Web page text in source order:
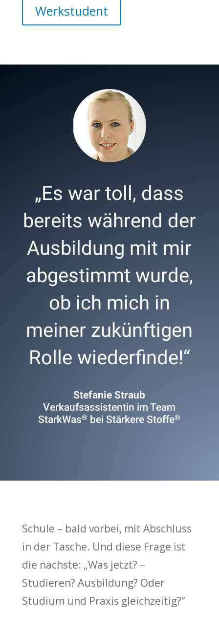
Werkstudent
„Es war toll, dass
bereits während der
Ausbildung mit mir
abgestimmt wurde,
ob ich mich in
meiner zukünftigen
Rolle wiederfinde!“
Stefanie Straub
Verkaufsassistentin im Team
StarkWas® bei Stärkere Stoffe®
Schule – bald vorbei, mit Abschluss
in der Tasche. Und diese Frage ist
die nächste: „Was jetzt? –
Studieren? Ausbildung? Oder
Studium und Praxis gleichzeitig?“